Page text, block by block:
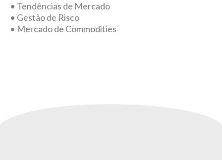
• Tendências de Mercado
• Gestão de Risco
• Mercado de Commodities